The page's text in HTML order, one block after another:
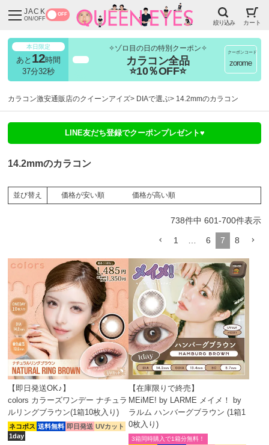
JACK
ON/OFF
OFF
絞り込み カート
本日限定
あと 12時間
37分29秒
✧ゾロ目の日の特別クーポン✧
カラコン全品
⭐10％OFF⭐
クーポンコード
zorome
カラコン激安通販店のクイーンアイズ DIAで選ぶ 14.2mmのカラコン
LINE友だち登録でクーポンプレゼント♥
14.2mmのカラコン
並び替え 価格が安い順 価格が高い順
738件中 601-700件表示
1 6 7 8
【即日発送OK♪】
colors カラーズワンデー ナチュラ
ルリングブラウン(1箱10枚入り)
ネコポス 送料無料 即日発送 UVカット
1day
【在庫限りで終売】
MEiME! by LARME メイメ！ by
ラルム ハンバーグブラウン (1箱1
0枚入り)
3箱同時購入で1箱分無料！